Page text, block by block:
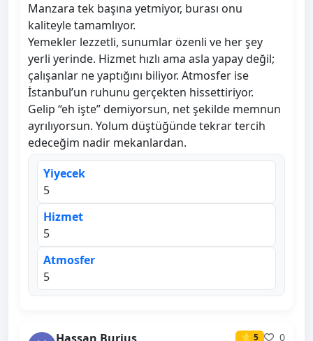
Manzara tek başına yetmiyor, burası onu
kaliteyle tamamlıyor.
Yemekler lezzetli, sunumlar özenli ve her şey
yerli yerinde. Hizmet hızlı ama asla yapay değil;
çalışanlar ne yaptığını biliyor. Atmosfer ise
İstanbul’un ruhunu gerçekten hissettiriyor.
Gelip “eh işte” demiyorsun, net şekilde memnun
ayrılıyorsun. Yolum düştüğünde tekrar tercih
edeceğim nadir mekanlardan.
Yiyecek
5
Hizmet
5
Atmosfer
5
⭐ 5 0